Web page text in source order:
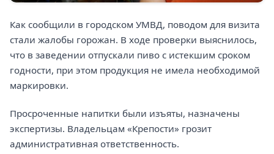
Как сообщили в городском УМВД, поводом для визита
стали жалобы горожан. В ходе проверки выяснилось,
что в заведении отпускали пиво с истекшим сроком
годности, при этом продукция не имела необходимой
маркировки.
Просроченные напитки были изъяты, назначены
экспертизы. Владельцам «Крепости» грозит
административная ответственность.